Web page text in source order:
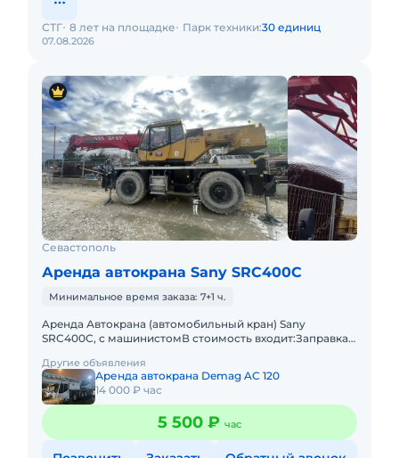
07.08.2026
СТГ 8 лет на площадке Парк техники:30 единиц
Севастополь
Аренда автокрана Sany SRC400C
Минимальное время заказа: 7+1 ч.
Apeнда Автокрана (автомобильный кран) Sany
SRC400C, с машинистомВ стоимость входит:Заправка
необходимыми документами и
Другие объявления
Аренда автокрана Demag AC 120
14 000 ₽ час
5 500 ₽ час